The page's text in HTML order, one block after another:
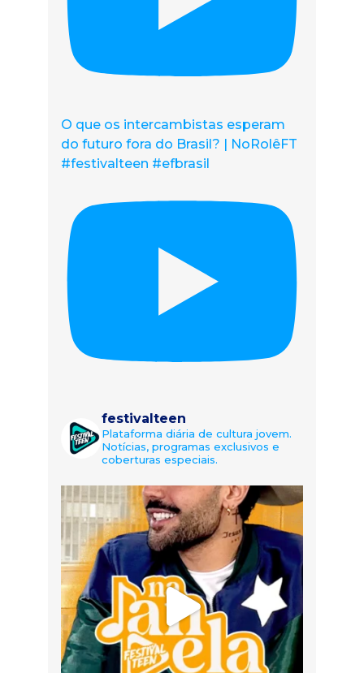
O que os intercambistas esperam
do futuro fora do Brasil? | NoRolêFT
#festivalteen #efbrasil
festivalteen
Plataforma diária de cultura jovem.
Notícias, programas exclusivos e
coberturas especiais.